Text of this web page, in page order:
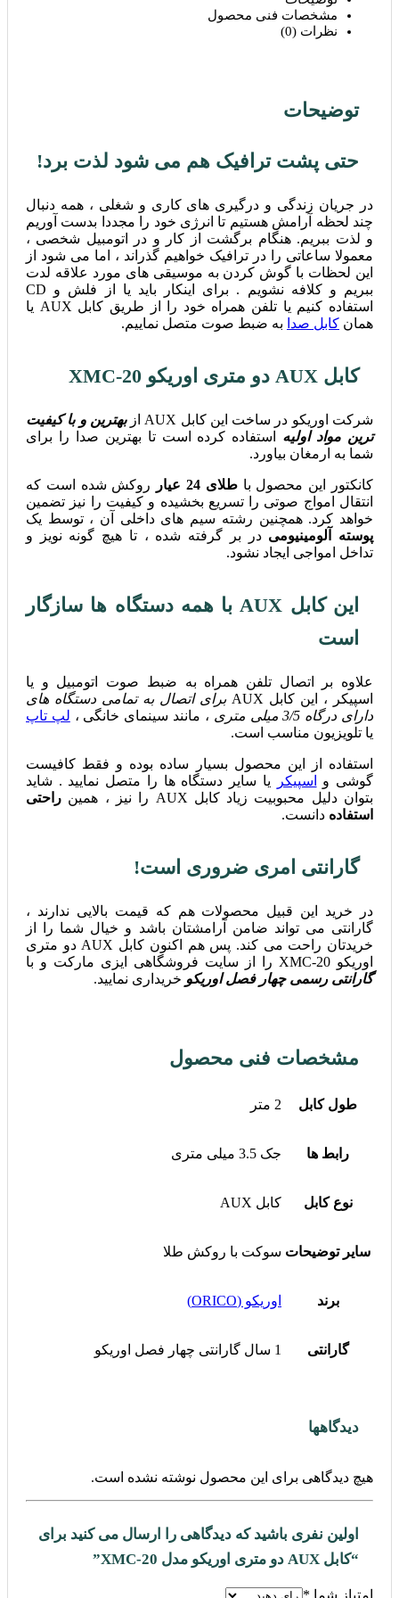
مشخصات فنی محصول
نظرات (0)
توضیحات
حتی پشت ترافیک هم می شود لذت برد!
در جریان زندگی و درگیری های کاری و شغلی ، همه دنبال
چند لحظه آرامش هستیم تا انرژی خود را مجددا بدست آوریم
و لذت ببریم. هنگام برگشت از کار و در اتومبیل شخصی ،
معمولا ساعاتی را در ترافیک خواهیم گذراند ، اما می شود از
این لحظات با گوش کردن به موسیقی های مورد علاقه لدت
ببریم و کلافه نشویم . برای اینکار باید یا از فلش و CD
استفاده کنیم یا تلفن همراه خود را از طریق کابل AUX یا
همان کابل صدا به ضبط صوت متصل نماییم.
کابل AUX دو متری اوریکو XMC-20
شرکت اوریکو در ساخت این کابل AUX از
بهترین و با کیفیت
ترین مواد اولیه استفاده کرده است تا بهترین صدا را برای
شما به ارمغان بیاورد.
کانکتور این محصول باطلای 24 عیار
روکش شده است که
انتقال امواج صوتی را تسریع بخشیده و کیفیت را نیز تضمین
خواهد کرد. همچنین رشته سیم های داخلی آن ، توسط یک
پوسته آلومینیومی در بر گرفته شده ، تا هیچ گونه نویز و
تداخل امواجی ایجاد نشود.
این کابل AUX با همه دستگاه ها سازگار
است
علاوه بر اتصال تلفن همراه به ضبط صوت اتومبیل و یا
اسپیکر ، این کابل AUX
برای اتصال به تمامی دستگاه های
دارای درگاه 3/5 میلی متری
، مانند سینمای خانگی ، لپ تاپ
یا تلویزیون مناسب است.
استفاده از این محصول بسیار ساده بوده و فقط کافیست
گوشی و
اسپیکر
یا سایر دستگاه ها را متصل نمایید . شاید
بتوان دلیل محبوبیت زیاد کابل AUX را نیز ، همین
راحتی
استفاده دانست.
گارانتی امری ضروری است!
در خرید این قبیل محصولات هم که قیمت بالایی ندارند ،
گارانتی می تواند ضامن آرامشتان باشد و خیال شما را از
خریدتان راحت می کند. پس هم اکنون کابل AUX دو متری
اوریکو XMC-20 را از سایت فروشگاهی ایزی مارکت و با
گارانتی رسمی چهار فصل اوریکو خریداری نمایید.
مشخصات فنی محصول
طول کابل 2 متر
رابط ها جک 3.5 میلی متری
نوع کابل کابل AUX
سایر توضیحات سوکت با روکش طلا
برند اوریکو (ORICO)
گارانتی 1 سال گارانتی چهار فصل اوریکو
دیدگاهها
هیچ دیدگاهی برای این محصول نوشته نشده است.
اولین نفری باشید که دیدگاهی را ارسال می کنید برای
“کابل AUX دو متری اوریکو مدل XMC-20”